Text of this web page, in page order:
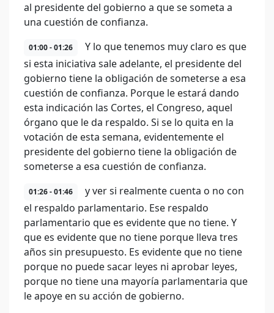
al presidente del gobierno a que se someta a
una cuestión de confianza.
01:00 - 01:26
Y lo que tenemos muy claro es que
si esta iniciativa sale adelante, el presidente del
gobierno tiene la obligación de someterse a esa
cuestión de confianza. Porque le estará dando
esta indicación las Cortes, el Congreso, aquel
órgano que le da respaldo. Si se lo quita en la
votación de esta semana, evidentemente el
presidente del gobierno tiene la obligación de
someterse a esa cuestión de confianza.
01:26 - 01:46
y ver si realmente cuenta o no con
el respaldo parlamentario. Ese respaldo
parlamentario que es evidente que no tiene. Y
que es evidente que no tiene porque lleva tres
años sin presupuesto. Es evidente que no tiene
porque no puede sacar leyes ni aprobar leyes,
porque no tiene una mayoría parlamentaria que
le apoye en su acción de gobierno.